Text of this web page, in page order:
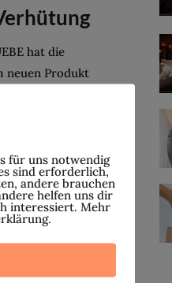
hat die
neuen Produkt
Woche ohne
Pille zur
Medikament:
Moment
für uns notwendig
sind erforderlich,
andere brauchen
helfen uns dir
interessiert. Mehr